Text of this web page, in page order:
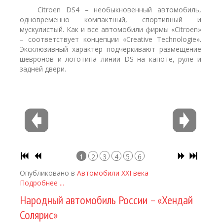
Citroen DS4 – необыкновенный автомобиль,
одновременно компактный, спортивный и
мускулистый. Как и все автомобили фирмы «Citroen»
– соответствует концепции «Creative Technologie».
Эксклюзивный характер подчеркивают размещение
шевронов и логотипа линии DS на капоте, руле и
задней двери.
1 2 3 4 5
6
Опубликовано в Автомобили XXI века
Подробнее ...
Народный автомобиль России – «Хендай
Солярис»